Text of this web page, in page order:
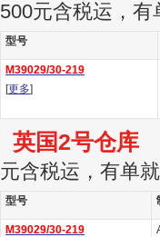
500元含税运，
型号
M39029/30-219
[更多]
英国2号仓库
元含税运，有单
型号
M39029/30-219